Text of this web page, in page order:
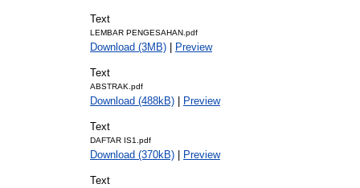
Text
LEMBAR PENGESAHAN.pdf
Download (3MB) | Preview
Text
ABSTRAK.pdf
Download (488kB) | Preview
Text
DAFTAR IS1.pdf
Download (370kB) | Preview
Text